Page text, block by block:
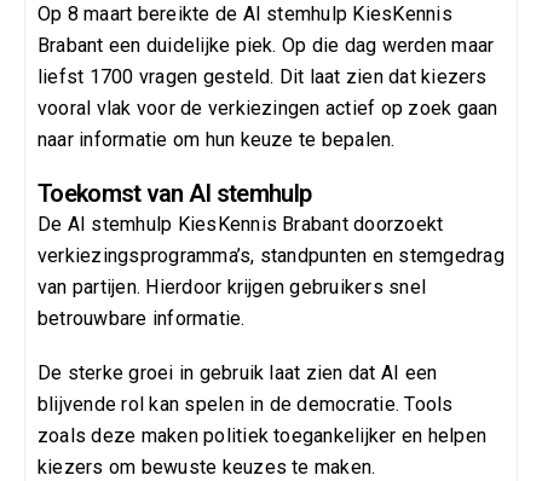
Op 8 maart bereikte de AI stemhulp KiesKennis
Brabant een duidelijke piek. Op die dag werden maar
liefst 1700 vragen gesteld. Dit laat zien dat kiezers
vooral vlak voor de verkiezingen actief op zoek gaan
naar informatie om hun keuze te bepalen.
Toekomst van AI stemhulp
De AI stemhulp KiesKennis Brabant doorzoekt
verkiezingsprogramma’s, standpunten en stemgedrag
van partijen. Hierdoor krijgen gebruikers snel
betrouwbare informatie.
De sterke groei in gebruik laat zien dat AI een
blijvende rol kan spelen in de democratie. Tools
zoals deze maken politiek toegankelijker en helpen
kiezers om bewuste keuzes te maken.